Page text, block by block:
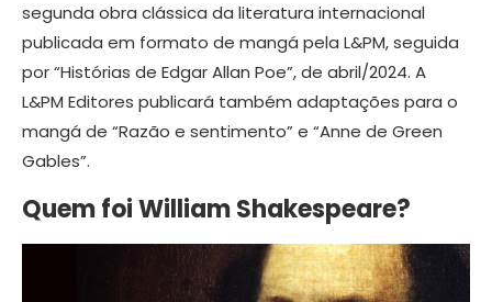
segunda obra clássica da literatura internacional
publicada em formato de mangá pela L&PM, seguida
por “Histórias de Edgar Allan Poe”, de abril/2024. A
L&PM Editores publicará também adaptações para o
mangá de “Razão e sentimento” e “Anne de Green
Gables”.
Quem foi William Shakespeare?